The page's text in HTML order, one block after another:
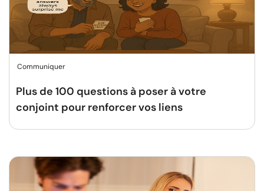
Communiquer
Plus de 100 questions à poser à votre
conjoint pour renforcer vos liens